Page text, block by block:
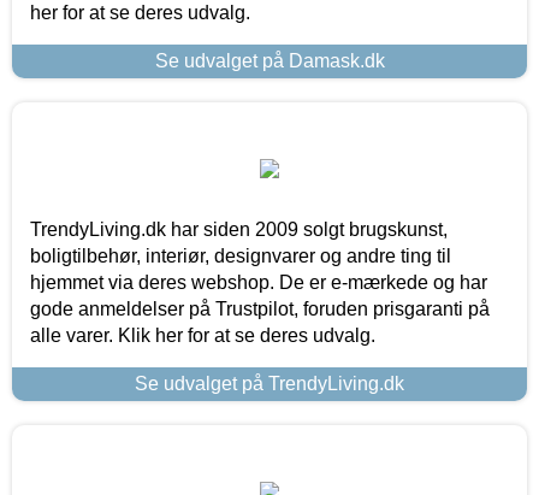
her for at se deres udvalg.
Se udvalget på Damask.dk
TrendyLiving.dk har siden 2009 solgt brugskunst,
boligtilbehør, interiør, designvarer og andre ting til
hjemmet via deres webshop. De er e-mærkede og har
gode anmeldelser på Trustpilot, foruden prisgaranti på
alle varer. Klik her for at se deres udvalg.
Se udvalget på TrendyLiving.dk